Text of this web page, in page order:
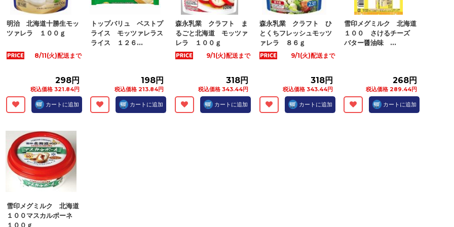
明治 北海道十勝生モッ
ツァレラ １００ｇ
8/11(火)配送まで
298円
税込価格 321.84円
カートに追加
トップバリュ ベストプ
ライス モッツァレラス
ライス １２６...
198円
税込価格 213.84円
カートに追加
森永乳業 クラフト ま
るごと北海道 モッツァ
レラ １００ｇ
9/1(火)配送まで
318円
税込価格 343.44円
カートに追加
森永乳業 クラフト ひ
とくちフレッシュモッツ
ァレラ ８６ｇ
9/1(火)配送まで
318円
税込価格 343.44円
カートに追加
雪印メグミルク 北海道
１００ さけるチーズ
バター醤油味 ...
268円
税込価格 289.44円
カートに追加
雪印メグミルク 北海道
１００マスカルポーネ
１００ｇ